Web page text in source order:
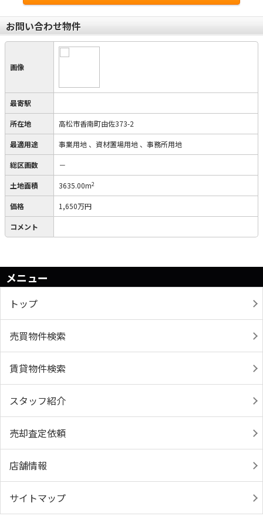
お問い合わせ物件
画像
最寄駅
所在地 高松市香南町由佐373-2
最適用途 事業用地 、資材置場用地 、事務所用地
総区画数 －
土地面積 3635.00m2
価格 1,650万円
コメント
メニュー
トップ
売買物件検索
賃貸物件検索
スタッフ紹介
売却査定依頼
店舗情報
サイトマップ